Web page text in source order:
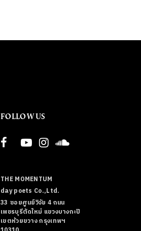
FOLLOW US
THE MOMENTUM
day poets Co.,Ltd.
33 ซอยศูนย์วิจัย 4 ถนน
เพชรบุรีตัดใหม่ แขวงบางกะปิ
เขตห้วยขวาง กรุงเทพฯ